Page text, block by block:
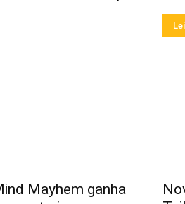
Mayhem ganha